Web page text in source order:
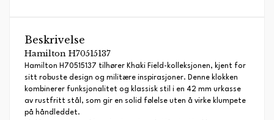
Beskrivelse
Hamilton H70515137
Hamilton H70515137 tilhører Khaki Field-kolleksjonen, kjent for
sitt robuste design og militære inspirasjoner. Denne klokken
kombinerer funksjonalitet og klassisk stil i en 42 mm urkasse
av rustfritt stål, som gir en solid følelse uten å virke klumpete
på håndleddet.